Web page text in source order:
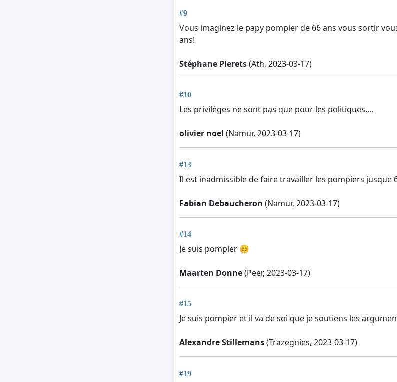
#9
Vous imaginez le papy pompier de 66 ans vous sortir
ans!
Stéphane Pierets(Ath, 2023-03-17)
#10
Les privilèges ne sont pas que pour les politiques....
olivier noel (Namur, 2023-03-17)
#13
Il est inadmissible de faire travailler les pompiers jusque
Fabian Debaucheron (Namur, 2023-03-17)
#14
Je suis pompier 😊
Maarten Donne(Peer, 2023-03-17)
#15
Je suis pompier et il va de soi que je soutiens les
Alexandre Stillemans(Trazegnies, 2023-03-17)
#19